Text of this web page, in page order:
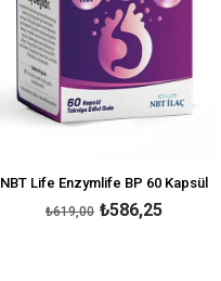
NBT Life Enzymlife BP 60 Kapsül
₺586,25
₺619,00